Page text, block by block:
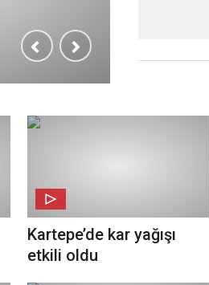
Kartepe’de kar yağışı
etkili oldu